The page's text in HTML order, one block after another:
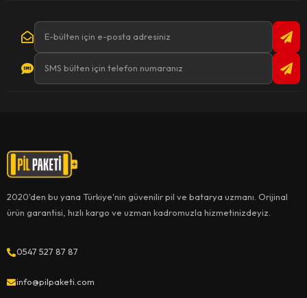
2020'den bu yana Türkiye'nin güvenilir pil ve batarya uzmanı. Orijinal
ürün garantisi, hızlı kargo ve uzman kadromuzla hizmetinizdeyiz.
0547 527 87 87
info@pilpaketi.com